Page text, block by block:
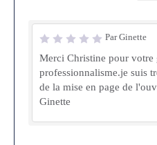
Par Ginette
Merci Christine pour votre
professionnalisme.je suis
de la mise en page de
Ginette